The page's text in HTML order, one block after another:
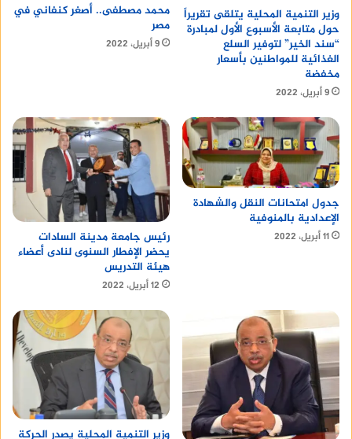
وزير التنمية المحلية يتلقى تقريراً
حول متابعة الأسبوع الأول لمبادرة
“سند الخير” لتوفير السلع
الغذائية للمواطنين بأسعار
مخفضة
9 أبريل، 2022
محمد مصطفى.. أصغر كنفاني في
مصر
9 أبريل، 2022
جدول امتحانات النقل والشهادة
الإعدادية بالمنوفية
11 أبريل، 2022
رئيس جامعة مدينة السادات
يحضر الإفطار السنوى لنادى أعضاء
هيئة التدريس
12 أبريل، 2022
وزير التنمية المحلية يصدر الحركة